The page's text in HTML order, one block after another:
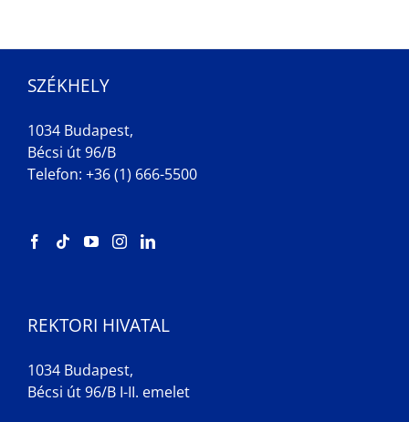
SZÉKHELY
1034 Budapest,
Bécsi út 96/B
Telefon: +36 (1) 666-5500
REKTORI HIVATAL
1034 Budapest,
Bécsi út 96/B I-II. emelet